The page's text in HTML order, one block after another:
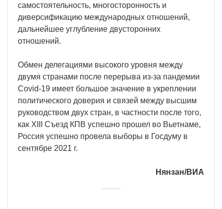
самостоятельность, многосторонность и
диверсификацию международных отношений,
дальнейшее углубление двусторонних
отношений.
Обмен делегациями высокого уровня между
двумя странами после перерыва из-за пандемии
Covid-19 имеет большое значение в укреплении
политического доверия и связей между высшим
руководством двух стран, в частности после того,
как XIII Съезд КПВ успешно прошел во Вьетнаме,
Россия успешно провела выборы в Госдуму в
сентябре 2021 г.
Нянзан/ВИА